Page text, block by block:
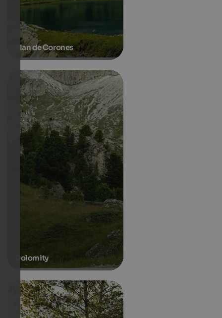
Plan de Corones
Dolomity